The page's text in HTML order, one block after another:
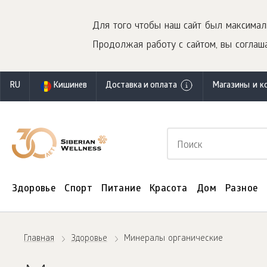
Для того чтобы наш сайт был
Продолжая работу с сайтом, вы
RU Кишинев Доставка и оплата Магазины и
Здоровье Спорт Питание Красота Дом Разное
Главная Здоровье Минералы органические